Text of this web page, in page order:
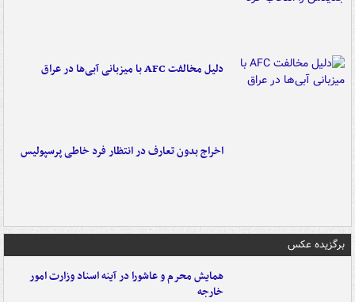
دلیل مخالفت AFC با میزبانی آبی‌ها در عراق
اخراج بدون تعارف در انتظار فرد خاطی پرسپولیس
برگزیده عکس
همایش محرم و عاشورا در آینه اسناد وزارت امور
خارجه